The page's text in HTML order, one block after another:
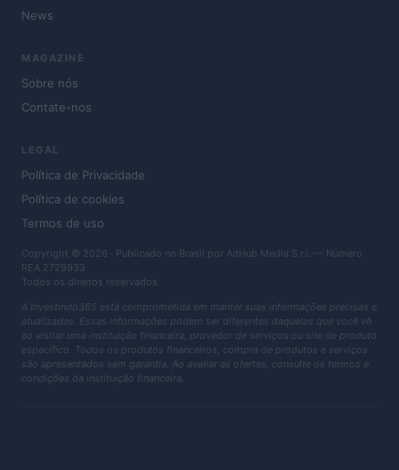
News
MAGAZINE
Sobre nós
Contate-nos
LEGAL
Política de Privacidade
Política de cookies
Termos de uso
Copyright © 2026 · Publicado no Brasil por AdHub Media S.r.l. — Número
REA 2729933
Todos os direitos reservados
A Investindo365 está comprometida em manter suas informações precisas e
atualizadas. Essas informações podem ser diferentes daquelas que você vê
ao visitar uma instituição financeira, provedor de serviços ou site de produto
específico. Todos os produtos financeiros, compra de produtos e serviços
são apresentados sem garantia. Ao avaliar as ofertas, consulte os termos e
condições da instituição financeira.